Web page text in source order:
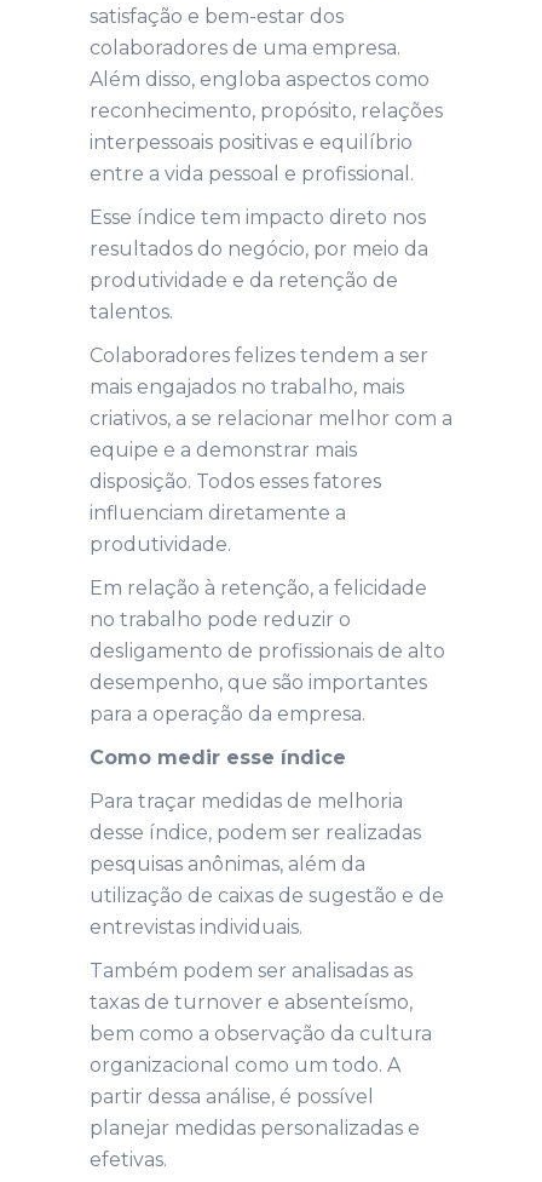
satisfação e bem-estar dos
colaboradores de uma empresa.
Além disso, engloba aspectos como
reconhecimento, propósito, relações
interpessoais positivas e equilíbrio
entre a vida pessoal e profissional.
Esse índice tem impacto direto nos
resultados do negócio, por meio da
produtividade e da retenção de
talentos.
Colaboradores felizes tendem a ser
mais engajados no trabalho, mais
criativos, a se relacionar melhor com a
equipe e a demonstrar mais
disposição. Todos esses fatores
influenciam diretamente a
produtividade.
Em relação à retenção, a felicidade
no trabalho pode reduzir o
desligamento de profissionais de alto
desempenho, que são importantes
para a operação da empresa.
Como medir esse índice
Para traçar medidas de melhoria
desse índice, podem ser realizadas
pesquisas anônimas, além da
utilização de caixas de sugestão e de
entrevistas individuais.
Também podem ser analisadas as
taxas de turnover e absenteísmo,
bem como a observação da cultura
organizacional como um todo. A
partir dessa análise, é possível
planejar medidas personalizadas e
efetivas.